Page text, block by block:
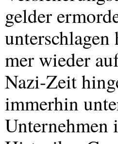
gelder
mer wieder
Nazi-Zeit
immerhin
Unternehmen